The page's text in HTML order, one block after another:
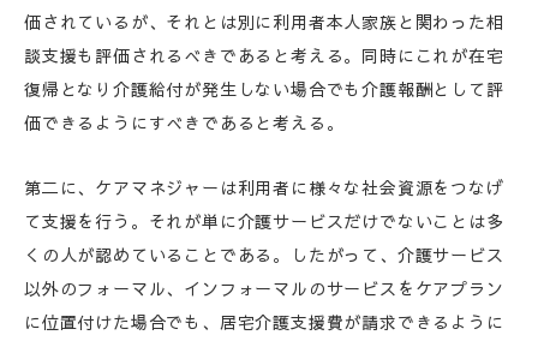
価されているが、それとは別に利用者本人家族と関わった相
談支援も評価されるべきであると考える。同時にこれが在宅
復帰となり介護給付が発生しない場合でも介護報酬として評
価できるようにすべきであると考える。
第二に、ケアマネジャーは利用者に様々な社会資源をつなげ
て支援を行う。それが単に介護サービスだけでないことは多
くの人が認めていることである。したがって、介護サービス
以外のフォーマル、インフォーマルのサービスをケアプラン
に位置付けた場合でも、居宅介護支援費が請求できるように